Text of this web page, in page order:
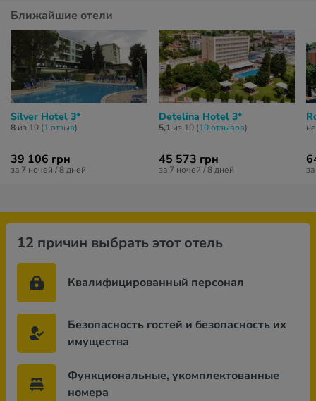
Ближайшие отели
Silver Hotel 3*
8 из 10 (1 отзыв)
39 106 грн
за 7 ночей / 8 дней
Detelina Hotel 3*
5,1из 10 (10 отзывов)
45 573 грн
за 7 ночей / 8 дней
12 причин выбрать этот отель
Квалифицированный персонал
Безопасность гостей и безопасность их
имущества
Функциональные, укомплектованные
номера